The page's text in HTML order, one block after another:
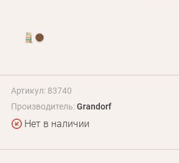
Артикул: 83740
Производитель:Grandorf
Нет в наличии